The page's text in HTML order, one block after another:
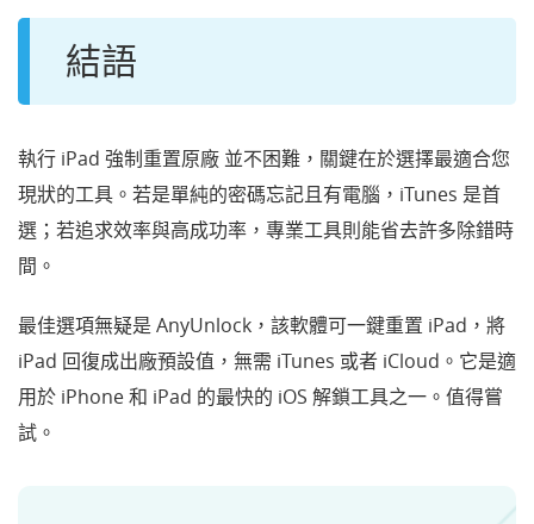
結語
執行 iPad 強制重置原廠 並不困難，關鍵在於選擇最適合您
現狀的工具。若是單純的密碼忘記且有電腦，iTunes 是首
選；若追求效率與高成功率，專業工具則能省去許多除錯時
間。
最佳選項無疑是 AnyUnlock， 該軟體可一鍵重置 iPad，將
iPad 回復成出廠預設值，無需 iTunes 或者 iCloud。它是適
用於 iPhone 和 iPad 的最快的 iOS 解鎖工具之一。值得嘗
試。